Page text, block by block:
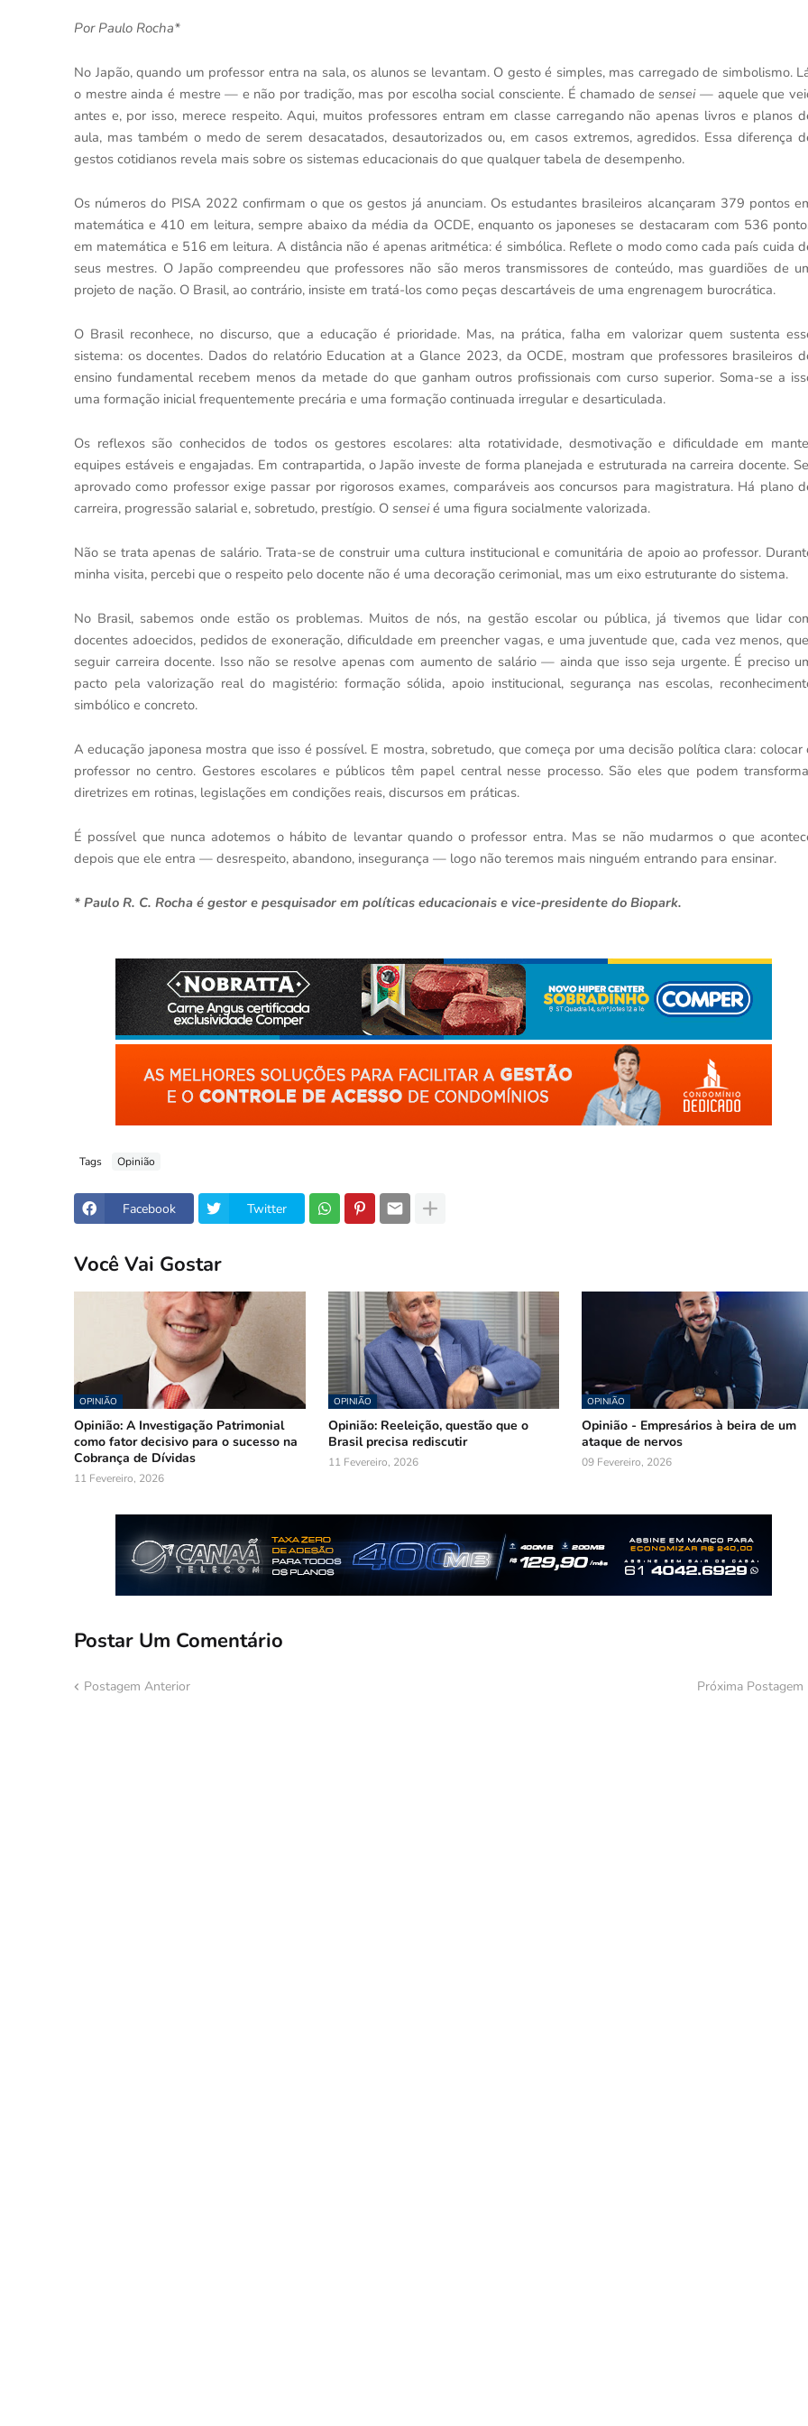
Por Paulo Rocha*
No Japão, quando um professor entra na sala, os alunos se levantam. O gesto é simples, mas carregado de simbolismo.
o mestre ainda é mestre — e não por tradição, mas por escolha social consciente. É chamado desensei— aquele que
antes e, por isso, merece respeito. Aqui, muitos professores entram em classe carregando não apenas livros e planos
aula, mas também o medo de serem desacatados, desautorizados ou, em casos extremos, agredidos. Essa diferença
gestos cotidianos revela mais sobre os sistemas educacionais do que qualquer tabela de desempenho.
Os números do PISA 2022 confirmam o que os gestos já anunciam. Os estudantes brasileiros alcançaram 379 pontos
matemática e 410 em leitura, sempre abaixo da média da OCDE, enquanto os japoneses se destacaram com 536
em matemática e 516 em leitura. A distância não é apenas aritmética: é simbólica. Reflete o modo como cada país cuida
seus mestres. O Japão compreendeu que professores não são meros transmissores de conteúdo, mas guardiões de
projeto de nação. O Brasil, ao contrário, insiste em tratá-los como peças descartáveis de uma engrenagem burocrática.
O Brasil reconhece, no discurso, que a educação é prioridade. Mas, na prática, falha em valorizar quem sustenta
sistema: os docentes. Dados do relatório Education at a Glance 2023, da OCDE, mostram que professores brasileiros
ensino fundamental recebem menos da metade do que ganham outros profissionais com curso superior. Soma-se a
uma formação inicial frequentemente precária e uma formação continuada irregular e desarticulada.
Os reflexos são conhecidos de todos os gestores escolares: alta rotatividade, desmotivação e dificuldade em
equipes estáveis e engajadas. Em contrapartida, o Japão investe de forma planejada e estruturada na carreira docente.
aprovado como professor exige passar por rigorosos exames, comparáveis aos concursos para magistratura. Há plano
carreira, progressão salarial e, sobretudo, prestígio. O senseié uma figura socialmente valorizada.
Não se trata apenas de salário. Trata-se de construir uma cultura institucional e comunitária de apoio ao professor.
minha visita, percebi que o respeito pelo docente não é uma decoração cerimonial, mas um eixo estruturante do sistema.
No Brasil, sabemos onde estão os problemas. Muitos de nós, na gestão escolar ou pública, já tivemos que lidar
docentes adoecidos, pedidos de exoneração, dificuldade em preencher vagas, e uma juventude que, cada vez menos,
seguir carreira docente. Isso não se resolve apenas com aumento de salário — ainda que isso seja urgente. É preciso
pacto pela valorização real do magistério: formação sólida, apoio institucional, segurança nas escolas,
simbólico e concreto.
A educação japonesa mostra que isso é possível. E mostra, sobretudo, que começa por uma decisão política clara: colocar
professor no centro. Gestores escolares e públicos têm papel central nesse processo. São eles que podem
diretrizes em rotinas, legislações em condições reais, discursos em práticas.
É possível que nunca adotemos o hábito de levantar quando o professor entra. Mas se não mudarmos o que
depois que ele entra — desrespeito, abandono, insegurança — logo não teremos mais ninguém entrando para ensinar.
* Paulo R. C. Rocha é gestor e pesquisador em políticas educacionais e vice-presidente do Biopark.
Tags Opinião
Facebook Twitter
Você Vai Gostar
OPINIÃO
Opinião: A Investigação Patrimonial
como fator decisivo para o sucesso na
Cobrança de Dívidas
11 Fevereiro, 2026
OPINIÃO
Opinião: Reeleição, questão que o
Brasil precisa rediscutir
11 Fevereiro, 2026
OPINIÃO
Opinião - Empresários à beira de um
ataque de nervos
09 Fevereiro, 2026
Postar Um Comentário
Postagem Anterior Próxima Postagem